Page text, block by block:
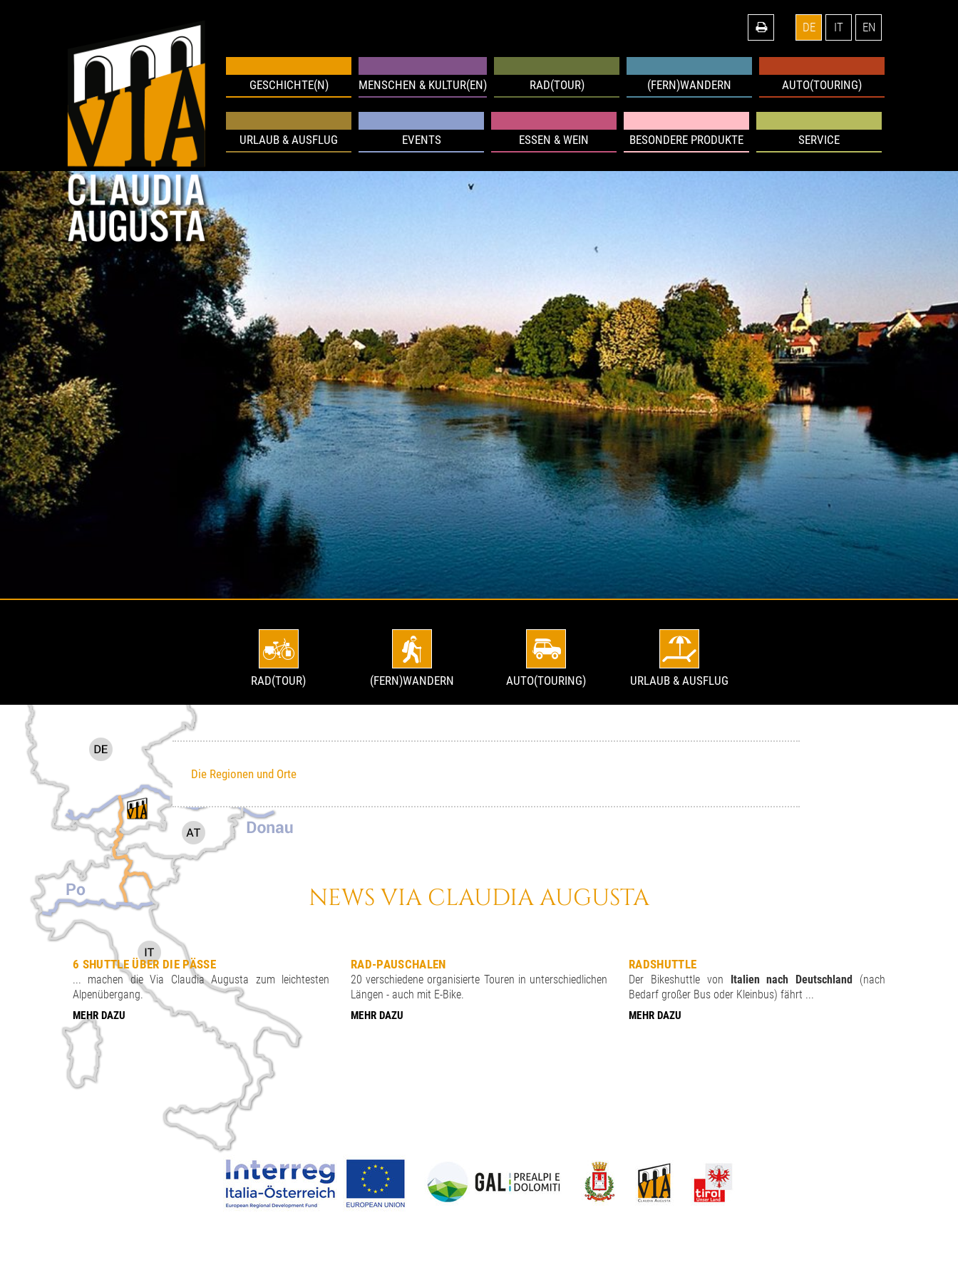
DE IT EN
GESCHICHTE(N) MENSCHEN & KULTUR(EN) RAD(TOUR) (FERN)WANDERN AUTO(TOURING)
URLAUB & AUSFLUG EVENTS ESSEN & WEIN BESONDERE PRODUKTE SERVICE
RAD(TOUR) (FERN)WANDERN AUTO(TOURING) URLAUB & AUSFLUG
Die Regionen und Orte
NEWS VIA CLAUDIA AUGUSTA
6 SHUTTLE ÜBER DIE PÄSSE
... machen die Via Claudia Augusta zum leichtesten
Alpenübergang.
MEHR DAZU
RAD-PAUSCHALEN
20 verschiedene organisierte Touren in unterschiedlichen
Längen - auch mit E-Bike.
MEHR DAZU
RADSHUTTLE
Der Bikeshuttle von Italien nach Deutschland (nach
Bedarf großer Bus oder Kleinbus) fährt ...
MEHR DAZU